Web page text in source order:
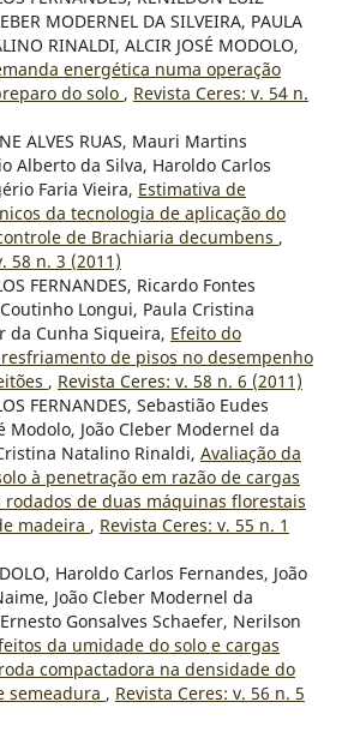
MODERNEL DA SILVEIRA, PAULA
RINALDI, ALCIR JOSÉ MODOLO,
energética numa operação
do solo , Revista Ceres: v. 54 n.
ALVES RUAS, Mauri Martins
Alberto da Silva, Haroldo Carlos
Faria Vieira, Estimativa de
da tecnologia de aplicação do
de Brachiaria decumbens ,
58 n. 3 (2011)
FERNANDES, Ricardo Fontes
Longui, Paula Cristina
da Cunha Siqueira, Efeito do
de pisos no desempenho
, Revista Ceres: v. 58 n. 6 (2011)
FERNANDES, Sebastião Eudes
Modolo, João Cleber Modernel da
Natalino Rinaldi, Avaliação da
à penetração em razão de cargas
rodados de duas máquinas florestais
madeira , Revista Ceres: v. 55 n. 1
Haroldo Carlos Fernandes, João
João Cleber Modernel da
Gonsalves Schaefer, Nerilson
da umidade do solo e cargas
compactadora na densidade do
semeadura , Revista Ceres: v. 56 n. 5